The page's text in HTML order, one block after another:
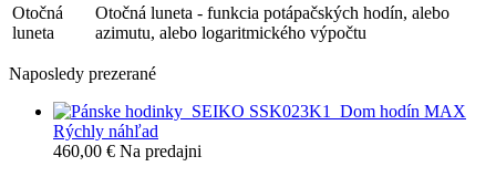
Otočná
luneta
Otočná luneta - funkcia potápačských hodín, alebo
azimutu, alebo logaritmického výpočtu
Naposledy prezerané
Rýchly náhľad
460,00 € Na predajni